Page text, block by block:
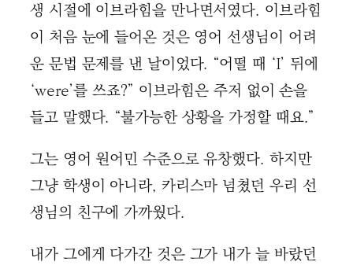
생 시절에 이브라힘을 만나면서였다. 이브라힘
이 처음 눈에 들어온 것은 영어 선생님이 어려
운 문법 문제를 낸 날이었다. “어떨 때 ‘I’ 뒤에
‘were’를 쓰죠?” 이브라힘은 주저 없이 손을
들고 말했다. “불가능한 상황을 가정할 때요.”
그는 영어 원어민 수준으로 유창했다. 하지만
그냥 학생이 아니라, 카리스마 넘쳤던 우리 선
생님의 친구에 가까웠다.
내가 그에게 다가간 것은 그가 내가 늘 바랐던